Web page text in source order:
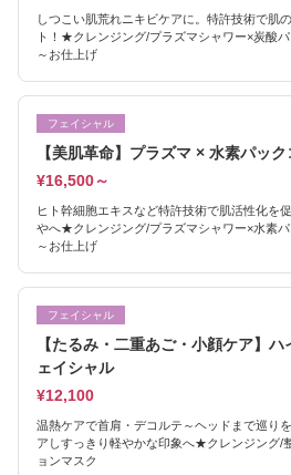
しつこい肌荒れニキビケアに。特許技術で肌
ト！★クレンジング/プラズマシャワー×炭酸
～お仕上げ
フェイシャル
【美肌革命】プラズマ × 水素パック
¥16,500～
ヒト幹細胞エキスなど特許技術で肌活性化を
やへ★クレンジング/プラズマシャワー×水素
～お仕上げ
フェイシャル
【たるみ・二重あご・小顔ケア】
ェイシャル
¥12,100
温熱ケアで首肩・デコルテ～ヘッドまで巡り
アしすっきり軽やかな印象へ★クレンジング/
ョンマスク